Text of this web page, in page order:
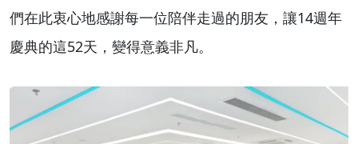
們在此衷心地感謝每一位陪伴走過的朋友，讓14週年
慶典的這52天，變得意義非凡。